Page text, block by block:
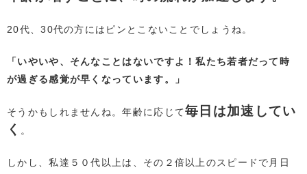
20代、30代の方にはピンとこないことでしょうね。
「いやいや、そんなことはないですよ！私たち若者だって時
が過ぎる感覚が早くなっています。」
そうかもしれませんね。年齢に応じて毎日は加速してい
く 。
しかし、私達５０代以上は、その２倍以上のスピードで月日